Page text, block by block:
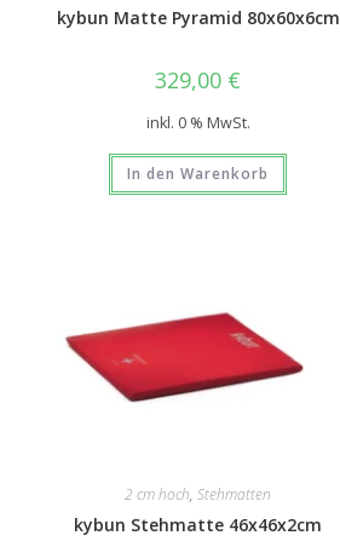
kybun Matte Pyramid 80x60x6cm
329,00 €
inkl. 0 % MwSt.
In den Warenkorb
2 cm hoch,Stehmatten
kybun Stehmatte 46x46x2cm